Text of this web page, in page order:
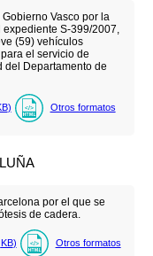
Vasco por la
S-399/2007,
(59) vehículos
el servicio de
del Departamento de
) Otros formatos
por el que se
de cadera.
KB) Otros formatos